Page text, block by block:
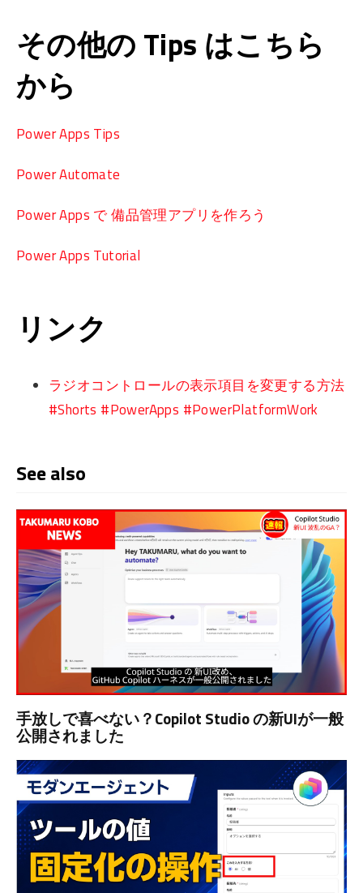
その他の Tips はこちら
から
Power Apps Tips
Power Automate
Power Apps で 備品管理アプリを作ろう
Power Apps Tutorial
リンク
ラジオコントロールの表示項目を変更する方法
#Shorts #PowerApps #PowerPlatformWork
See also
手放しで喜べない？Copilot Studio の新UIが一般
公開されました